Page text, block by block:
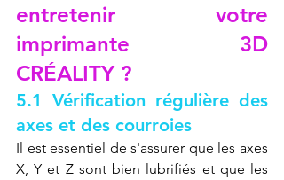
entretenir votre
imprimante 3D
CRÉALITY ?
5.1 Vérification régulière des
axes et des courroies
Il est essentiel de s'assurer que les axes
X, Y et Z sont bien lubrifiés et que les